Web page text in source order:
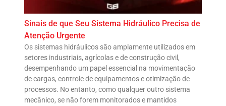
Sinais de que Seu Sistema Hidráulico Precisa de
Atenção Urgente
Os sistemas hidráulicos são amplamente utilizados em
setores industriais, agrícolas e de construção civil,
desempenhando um papel essencial na movimentação
de cargas, controle de equipamentos e otimização de
processos. No entanto, como qualquer outro sistema
mecânico, se não forem monitorados e mantidos